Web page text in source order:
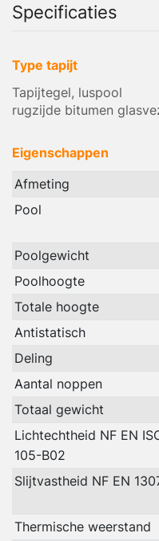
Specificaties
Type tapijt
Tapijtegel, luspool
rugzijde bitumen
Eigenschappen
Afmeting
Pool
Poolgewicht
Poolhoogte
Totale hoogte
Antistatisch
Deling
Aantal noppen
Totaal gewicht
Lichtechtheid NF EN
105-B02
Slijtvastheid NF EN
Thermische weerstand